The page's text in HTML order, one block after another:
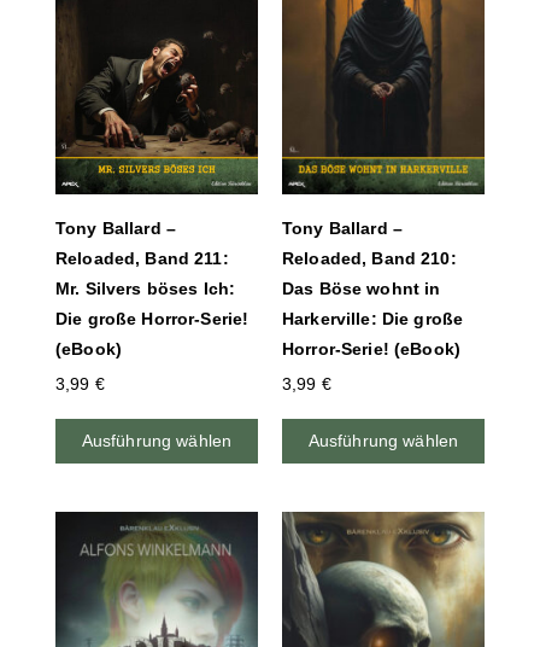
Tony Ballard –
Reloaded, Band 211:
Mr. Silvers böses Ich:
Die große Horror-Serie!
(eBook)
3,99 €
Ausführung wählen
Tony Ballard –
Reloaded, Band 210:
Das Böse wohnt in
Harkerville: Die große
Horror-Serie! (eBook)
3,99 €
Ausführung wählen